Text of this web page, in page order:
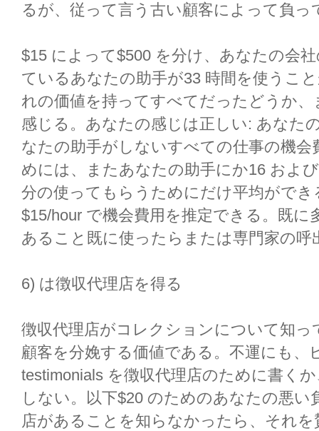
るが、従って言う古い顧客によって負っ
$15 によって$500 を分け、あなたの会
ているあなたの助手が33 時間を使うこ
れの価値を持ってすべてだったどうか
感じる。あなたの感じは正しい: あなた
なたの助手がしないすべての仕事の機
めには、またあなたの助手にか16 およ
分の使ってもらうためにだけ平均がで
$15/hour で機会費用を推定できる。既
あること既に使ったらまたは専門家の呼
6) は徴収代理店を得る
徴収代理店がコレクションについて知
顧客を分娩する価値である。不運にも、
testimonials を徴収代理店のために書く
しない。以下$20 のためのあなたの悪い
店があることを知らなかったら、それ